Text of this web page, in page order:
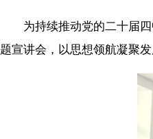
为持续推动党的二十届四
题宣讲会，以思想领航凝聚